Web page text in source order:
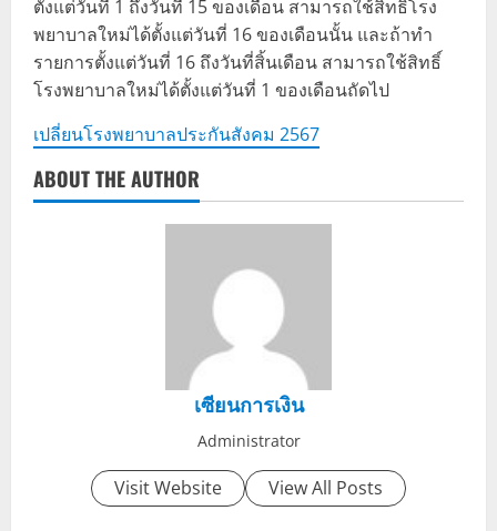
ตั้งแต่วันที่ 1 ถึงวันที่ 15 ของเดือน สามารถใช้สิทธิ์โรง
พยาบาลใหม่ได้ตั้งแต่วันที่ 16 ของเดือนนั้น และถ้าทำ
รายการตั้งแต่วันที่ 16 ถึงวันที่สิ้นเดือน สามารถใช้สิทธิ์
โรงพยาบาลใหม่ได้ตั้งแต่วันที่ 1 ของเดือนถัดไป
เปลี่ยนโรงพยาบาลประกันสังคม 2567
ABOUT THE AUTHOR
เซียนการเงิน
Administrator
Visit Website View All Posts